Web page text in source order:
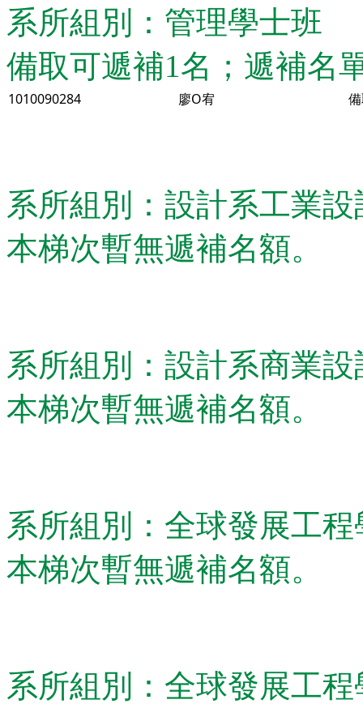
系所組別：管理學士班
備取可遞補1名；遞補名
1010090284 廖O宥
系所組別：設計系工業設
本梯次暫無遞補名額。
系所組別：設計系商業設
本梯次暫無遞補名額。
系所組別：全球發展工
本梯次暫無遞補名額。
系所組別：全球發展工